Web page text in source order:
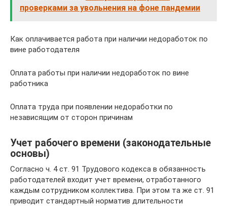
проверками за увольнения на фоне пандемии
Как оплачивается работа при наличии недоработок по
вине работодателя
Оплата работы при наличии недоработок по вине
работника
Оплата труда при появлении недоработки по
независящим от сторон причинам
Учет рабочего времени (законодательные
основы)
Согласно ч. 4 ст. 91 Трудового кодекса в обязанность
работодателей входит учет времени, отработанного
каждым сотрудником коллектива. При этом та же ст. 91
приводит стандартный норматив длительности